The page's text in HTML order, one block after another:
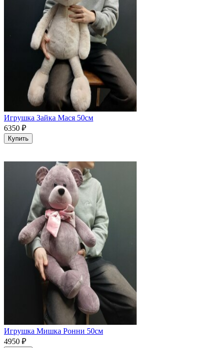
Игрушка Зайка Мася 50см
6350 ₽
Купить
Игрушка Мишка Ронни 50см
4950 ₽